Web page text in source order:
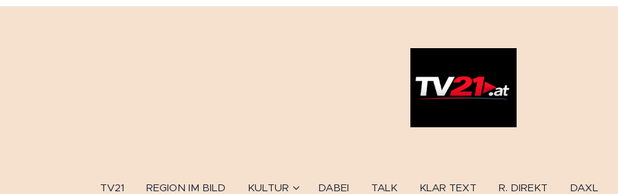
TV21 REGION IM BILD KULTUR DABEI TALK KLAR TEXT R. DIREKT DAXL